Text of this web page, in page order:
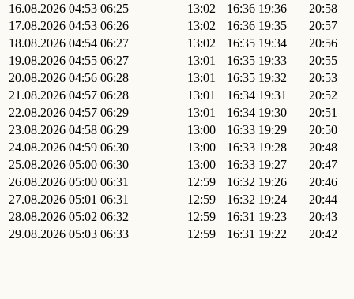
16.08.2026 04:53 06:25 13:02 16:36 19:36
20:58
17.08.2026 04:53 06:26 13:02 16:36 19:35
20:57
18.08.2026 04:54 06:27 13:02 16:35 19:34
20:56
19.08.2026 04:55 06:27 13:01 16:35 19:33
20:55
20.08.2026 04:56 06:28 13:01 16:35 19:32
20:53
21.08.2026 04:57 06:28 13:01 16:34 19:31
20:52
22.08.2026 04:57 06:29 13:01 16:34 19:30
20:51
23.08.2026 04:58 06:29 13:00 16:33 19:29
20:50
24.08.2026 04:59 06:30 13:00 16:33 19:28
20:48
25.08.2026 05:00 06:30 13:00 16:33 19:27
20:47
26.08.2026 05:00 06:31 12:59 16:32 19:26
20:46
27.08.2026 05:01 06:31 12:59 16:32 19:24
20:44
28.08.2026 05:02 06:32 12:59 16:31 19:23
20:43
29.08.2026 05:03 06:33 12:59 16:31 19:22
20:42